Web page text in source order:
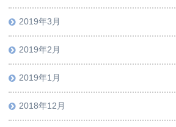
2019年3月
2019年2月
2019年1月
2018年12月